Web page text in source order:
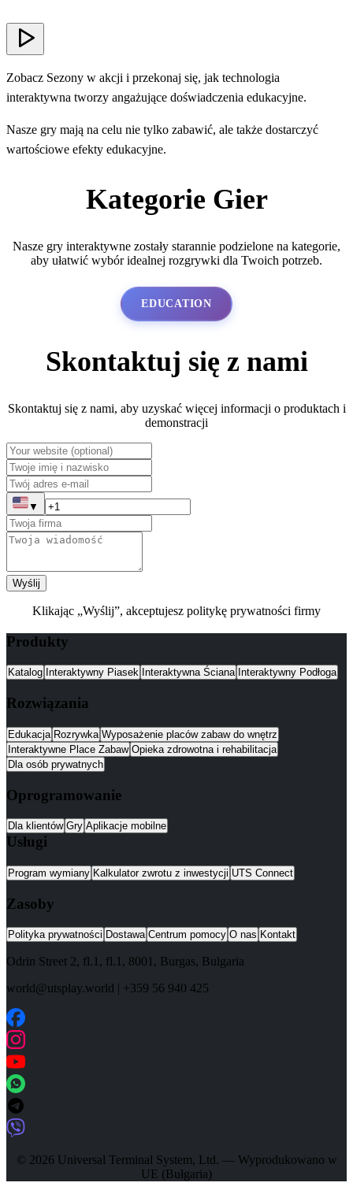
Zobacz Sezony w akcji i przekonaj się, jak technologia
interaktywna tworzy angażujące doświadczenia edukacyjne.
Nasze gry mają na celu nie tylko zabawić, ale także dostarczyć
wartościowe efekty edukacyjne.
Kategorie Gier
Nasze gry interaktywne zostały starannie podzielone na kategorie,
aby ułatwić wybór idealnej rozgrywki dla Twoich potrzeb.
EDUCATION
Skontaktuj się z nami
Skontaktuj się z nami, aby uzyskać więcej informacji o produktach i
demonstracji
▼
Wyślij
Klikając „Wyślij”, akceptujesz politykę prywatności firmy
Produkty
Katalog Interaktywny Piasek Interaktywna Ściana Interaktywny Podłoga
Rozwiązania
Edukacja Rozrywka Wyposażenie placów zabaw do wnętrz
Interaktywne Place Zabaw Opieka zdrowotna i rehabilitacja
Dla osób prywatnych
Oprogramowanie
Dla klientów Gry Aplikacje mobilne
Usługi
Program wymiany Kalkulator zwrotu z inwestycji UTS Connect
Zasoby
Polityka prywatności Dostawa Centrum pomocy O nas Kontakt
Odrin Street 2, fl.1 , fl.1, 8001 , Burgas, Bulgaria
world@utsplay.world | +359 56 940 425
© 2026 Universal Terminal System, Ltd. — Wyprodukowano w
UE (Bułgaria)